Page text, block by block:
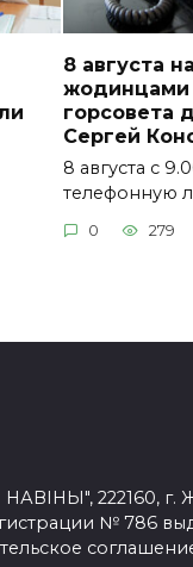
8 августа
жодинцами
горсовета
Сергей
8 августа с
телефонную
0 279
222160, г.
№ 786